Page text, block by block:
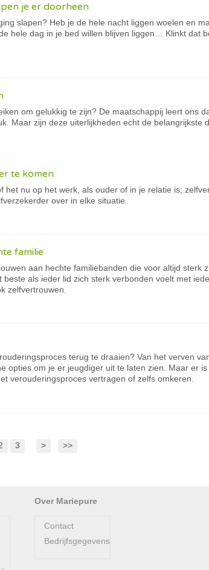
je er doorheen
slapen? Heb je de hele nacht liggen woelen en
hele dag in je bed willen blijven liggen… Klinkt dat
om gelukkig te zijn? De maatschappij leert ons
Maar zijn deze uiterlijkheden echt de belangrijkste
te komen
het nu op het werk, als ouder of in je relatie is;
over in elke situatie.
familie
aan hechte familiebanden die voor altijd sterk
als ieder lid zich sterk verbonden voelt met
zelfvertrouwen.
terug te draaien? Van het verven
opties om je er jeugdiger uit te laten zien. Maar er
verouderingsproces vertragen of zelfs omkeren.
3 > >>
Over Mariepure
Contact
Bedrijfsgegevens